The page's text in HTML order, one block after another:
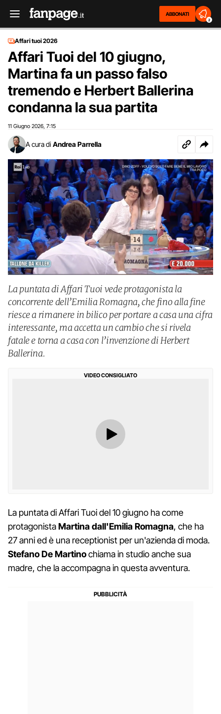
ABBONATI
2
Affari tuoi 2026
Affari Tuoi del 10 giugno,
Martina fa un passo falso
tremendo e Herbert Ballerina
condanna la sua partita
11 Giugno 2026 7:15
A cura di Andrea Parrella
La puntata di Affari Tuoi vede protagonista la
concorrente dell’Emilia Romagna, che fino alla fine
riesce a rimanere in bilico per portare a casa una cifra
interessante, ma accetta un cambio che si rivela
fatale e torna a casa con l’invenzione di Herbert
Ballerina.
VIDEO CONSIGLIATO
La puntata di Affari Tuoi del 10 giugno ha come
protagonistaMartina dall'Emilia Romagna, che ha
27 anni ed è una receptionist per un'azienda di moda.
Stefano De Martinochiama in studio anche sua
madre, che la accompagna in questa avventura.